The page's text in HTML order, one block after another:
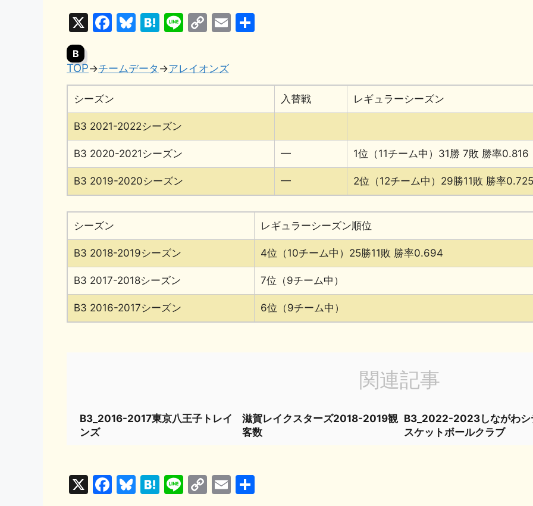
X
F
c
e
b
o
o
k
Bl
e
s
y
H
e
n
Li
e
C
p
y
n
k
E
l
B
TOP→チームデータ →アレイオンズ
シーズン 入替戦 レギュラーシーズン
B3 2021-2022シーズン
B3 2020-2021シーズン ━ 1位（11チーム中）31勝 7敗 勝率0.816
B3 2019-2020シーズン ━ 2位（12チーム中）29勝11敗 勝率0.725
シーズン レギュラーシーズン順位
B3 2018-2019シーズン 4位（10チーム中）25勝11敗 勝率0.694
B3 2017-2018シーズン 7位（9チーム中）
B3 2016-2017シーズン 6位（9チーム中）
関連記事
B3_2016-2017東京八王子トレイ
ンズ
滋賀レイクスターズ2018-2019観
客数
B3_2022-2023しながわシ
スケットボールクラブ
X
F
Bl H
Li C
E